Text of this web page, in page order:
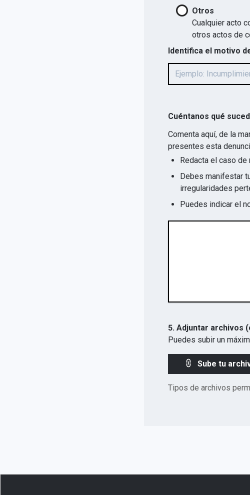
Otros
Cualquier acto
otros actos de
Identifica el motivo
Cuéntanos qué
Comenta aquí, de la
presentes esta
Redacta el caso de
Debes manifestar
Puedes indicar el
5. Adjuntar archivos
Puedes subir un
Sube tu
Tipos de archivos